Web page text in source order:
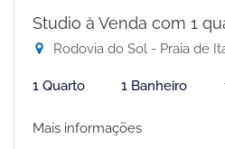
Studio à Venda com 1
Rodovia do Sol - Praia de
1 Quarto 1 Banheiro
Mais informações